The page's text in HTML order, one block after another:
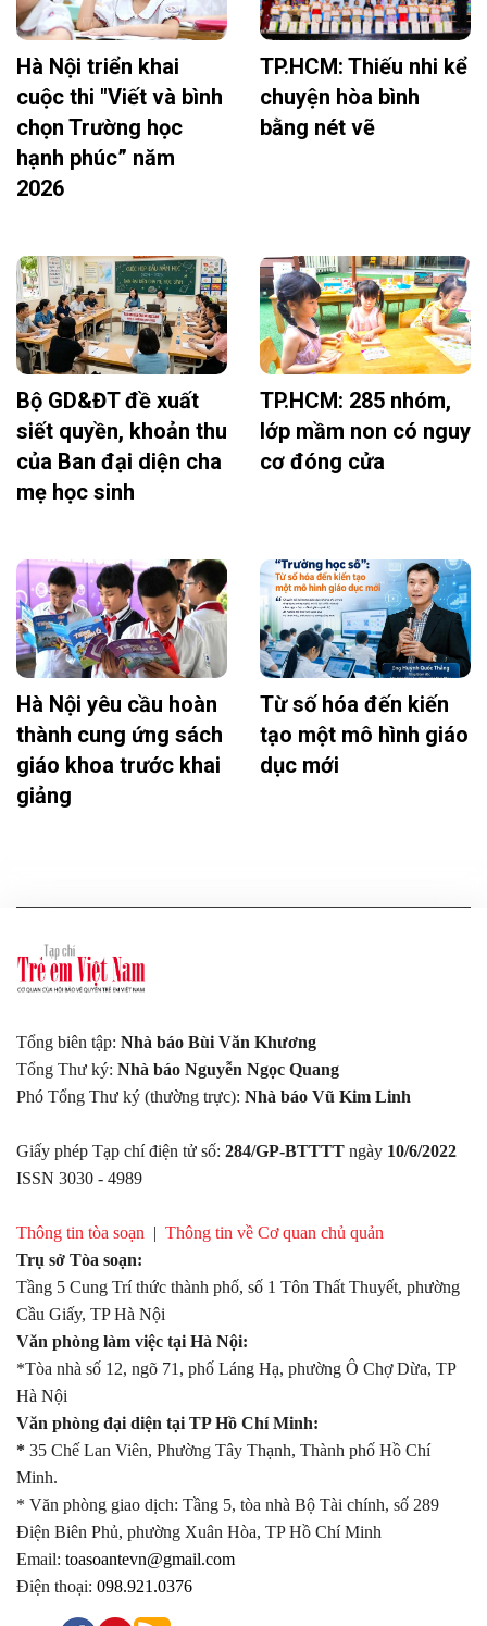
Hà Nội triển khai
cuộc thi "Viết và bình
chọn Trường học
hạnh phúc” năm
2026
TP.HCM: Thiếu nhi kể
chuyện hòa bình
bằng nét vẽ
Bộ GD&ĐT đề xuất
siết quyền, khoản thu
của Ban đại diện cha
mẹ học sinh
TP.HCM: 285 nhóm,
lớp mầm non có nguy
cơ đóng cửa
Hà Nội yêu cầu hoàn
thành cung ứng sách
giáo khoa trước khai
giảng
Từ số hóa đến kiến
tạo một mô hình giáo
dục mới
Tổng biên tập: Nhà báo Bùi Văn Khương
Tổng Thư ký: Nhà báo Nguyễn Ngọc Quang
Phó Tổng Thư ký (thường trực): Nhà báo Vũ Kim Linh
Giấy phép Tạp chí điện tử số: 284/GP-BTTTT ngày 10/6/2022
ISSN 3030 - 4989
Thông tin tòa soạn
Thông tin về Cơ quan chủ quản
Trụ sở Tòa soạn:
Tầng 5 Cung Trí thức thành phố, số 1 Tôn Thất Thuyết, phường
Cầu Giấy, TP Hà Nội
Văn phòng làm việc tại Hà Nội:
*Tòa nhà số 12, ngõ 71, phố Láng Hạ, phường Ô Chợ Dừa, TP
Hà Nội
Văn phòng đại diện tại TP Hồ Chí Minh:
* 35 Chế Lan Viên, Phường Tây Thạnh, Thành phố Hồ Chí
Minh.
* Văn phòng giao dịch: Tầng 5, tòa nhà Bộ Tài chính, số 289
Điện Biên Phủ, phường Xuân Hòa, TP Hồ Chí Minh
Email: toasoantevn@gmail.com
Điện thoại: 098.921.0376